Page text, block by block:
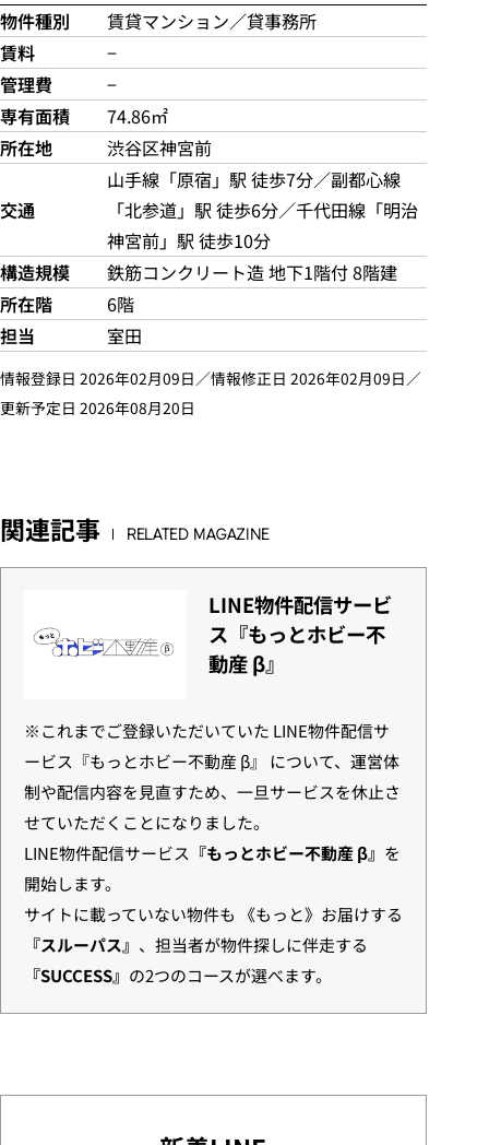
物件種別
賃貸マンション／貸事務所
賃料
−
管理費
−
専有面積
74.86㎡
所在地
渋谷区神宮前
交通
山手線「原宿」駅 徒歩7分／副都心線
「北参道」駅 徒歩6分／千代田線「明治
神宮前」駅 徒歩10分
構造規模
鉄筋コンクリート造 地下1階付 8階建
所在階
6階
担当
室田
情報登録日 2026年02月09日／情報修正日 2026年02月09日／
更新予定日 2026年08月20日
関連記事 RELATED MAGAZINE
LINE物件配信サービ
ス『もっとホビー不
動産 β』
※これまでご登録いただいていた LINE物件配信サ
ービス『もっとホビー不動産 β』 について、運営体
制や配信内容を見直すため、一旦サービスを休止さ
せていただくことになりました。
LINE物件配信サービス 『もっとホビー不動産 β』 を
開始します。
サイトに載っていない物件も 《もっと》お届けする
『スルーパス』 、担当者が物件探しに伴走する
『SUCCESS』 の2つのコースが選べます。